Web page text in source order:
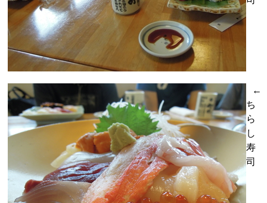
←
ち
ら
し
寿
司